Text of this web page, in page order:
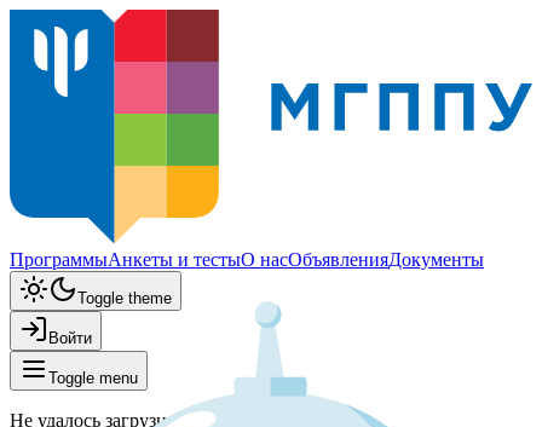
ПрограммыАнкеты и тестыО насОбъявленияДокументы
Toggle theme
Войти
Toggle menu
Не удалось загрузить программы